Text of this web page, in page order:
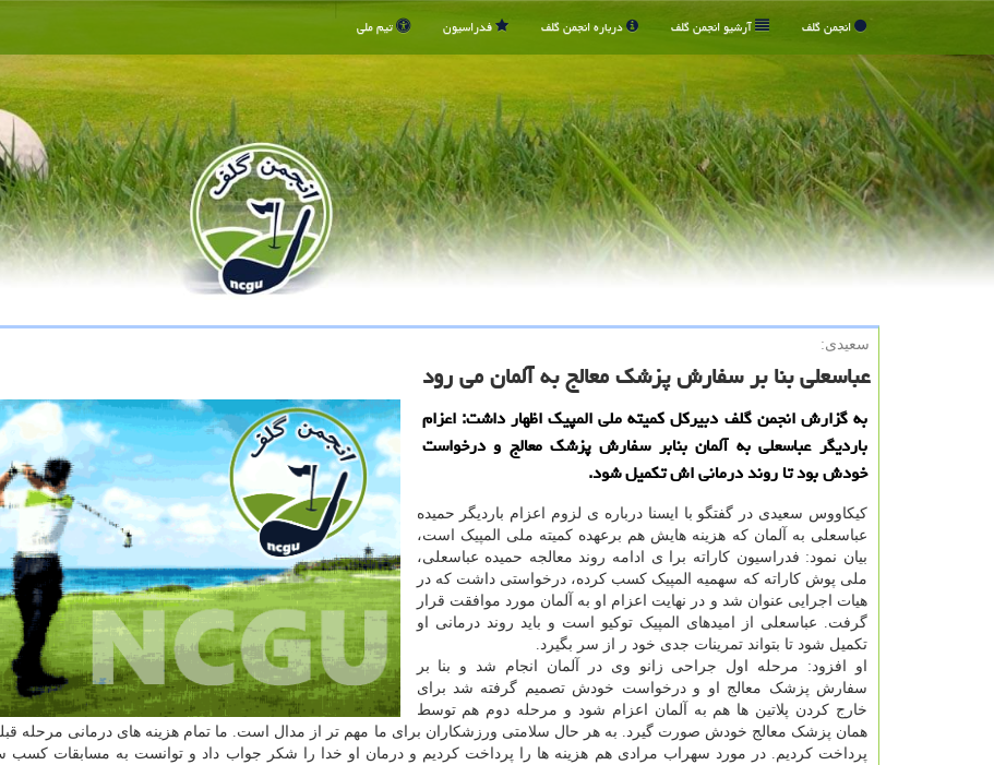
انجمن گلف آرشیو انجمن گلف درباره انجمن گلف فدراسیون تیم ملی
سعیدی:
عباسعلی بنا بر سفارش پزشك معالج به آلمان می رود
به گزارش انجمن گلف دبیركل كمیته ملی المپیك اظهار داشت: اعزام
باردیگر عباسعلی به آلمان بنابر سفارش پزشك معالج و درخواست
خودش بود تا روند درمانی اش تكمیل شود.
کیکاووس سعیدی در گفتگو با ایسنا درباره ی لزوم اعزام باردیگر حمیده
عباسعلی به آلمان که هزینه هایش هم برعهده کمیته ملی المپیک است،
بیان نمود: فدراسیون کاراته برا ی ادامه روند معالجه حمیده عباسعلی،
ملی پوش کاراته که سهمیه المپیک کسب کرده، درخواستی داشت که در
هیات اجرایی عنوان شد و در نهایت اعزام او به آلمان مورد موافقت قرار
گرفت. عباسعلی از امیدهای المپیک توکیو است و باید روند درمانی او
تکمیل شود تا بتواند تمرینات جدی خود ر از سر بگیرد.
او افزود: مرحله اول جراحی زانو وی در آلمان انجام شد و بنا بر
سفارش پزشک معالج او و درخواست خودش تصمیم گرفته شد برای
خارج کردن پلاتین ها هم به آلمان اعزام شود و مرحله دوم هم توسط
همان پزشک معالج خودش صورت گیرد. به هر حال سلامتی ورزشکاران برای ما مهم تر از مدال است. ما تمام هزینه های درمانی مرحله
پرداخت کردیم. در مورد سهراب مرادی هم هزینه ها را پرداخت کردیم و درمان او خدا را شکر جواب داد و توانست به مسابقات کسب